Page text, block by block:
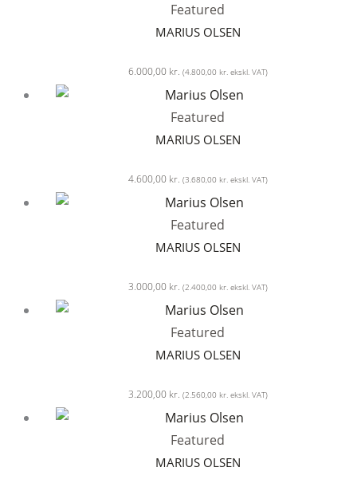
Featured
MARIUS OLSEN
6.000,00 kr. (4.800,00 kr.ekskl. VAT)
Featured
MARIUS OLSEN
4.600,00 kr. (3.680,00 kr.ekskl. VAT)
Featured
MARIUS OLSEN
3.000,00 kr. (2.400,00 kr.ekskl. VAT)
Featured
MARIUS OLSEN
3.200,00 kr. (2.560,00 kr.ekskl. VAT)
Featured
MARIUS OLSEN